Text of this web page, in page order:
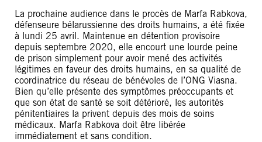
La prochaine audience dans le procès de Marfa Rabkova,
défenseure bélarussienne des droits humains, a été fixée
à lundi 25 avril. Maintenue en détention provisoire
depuis septembre 2020, elle encourt une lourde peine
de prison simplement pour avoir mené des activités
légitimes en faveur des droits humains, en sa qualité de
coordinatrice du réseau de bénévoles de l’ONG Viasna.
Bien qu’elle présente des symptômes préoccupants et
que son état de santé se soit détérioré, les autorités
pénitentiaires la privent depuis des mois de soins
médicaux. Marfa Rabkova doit être libérée
immédiatement et sans condition.